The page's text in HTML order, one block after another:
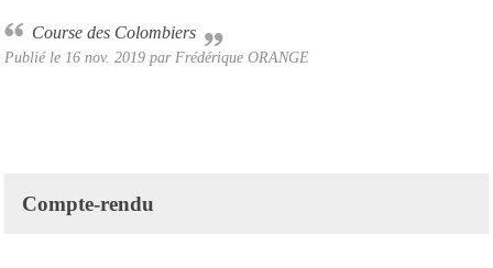
Course des Colombiers
Publié le 16 nov. 2019 par Frédérique ORANGE
Compte-rendu